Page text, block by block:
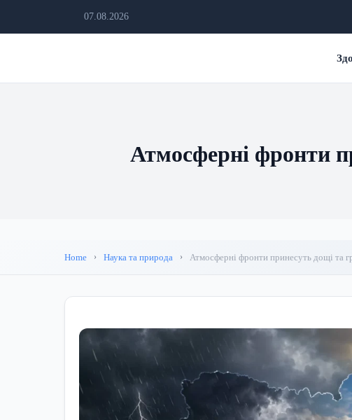
07.08.2026
Атмосферні фронти
Home Наука та природа Атмосферні фронти принесуть дощі та